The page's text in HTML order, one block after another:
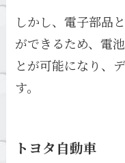
しかし、電子部品
ができるため、電
とが可能になり、
す。
トヨタ自動車